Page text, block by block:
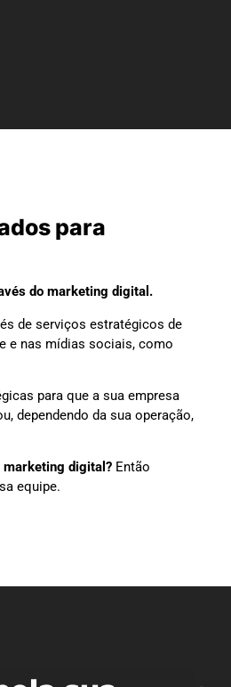
para
do marketing digital.
de serviços estratégicos de
e nas mídias sociais, como
para que a sua empresa
dependendo da sua operação,
marketing digital? Então
equipe.